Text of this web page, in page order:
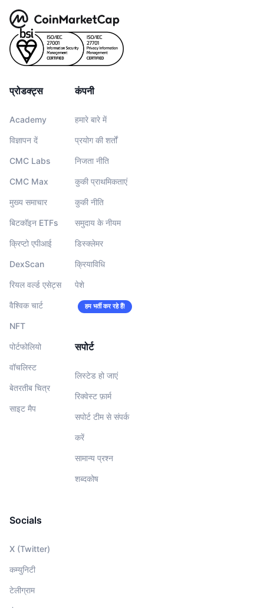
प्रोडक्ट्स
Academy
विज्ञापन दें
CMC Labs
CMC Max
मुख्य समाचार
बिटकॉइन ETFs
क्रिप्टो एपीआई
DexScan
रियल वर्ल्ड एसेट्स
वैश्विक चार्ट
NFT
पोर्टफोलियो
वॉचलिस्‍ट
बेतरतीब चित्र
साइट मैप
कंपनी
हमारे बारे में
प्रयोग की शर्तों
निजता नीति
कुकी प्राथमिकताएं
कुकी नीति
समुदाय के नीयम
डिस्क्लेमर
क्रियाविधि
पेशे
हम भर्ती कर रहे हैं!
सपोर्ट
लिस्टेड हो जाएं
रिक्वेस्ट फ़ार्म
सपोर्ट टीम से संपर्क
करें
सामान्य प्रश्न
शब्दकोष
Socials
X (Twitter)
कम्युनिटी
टेलीग्राम